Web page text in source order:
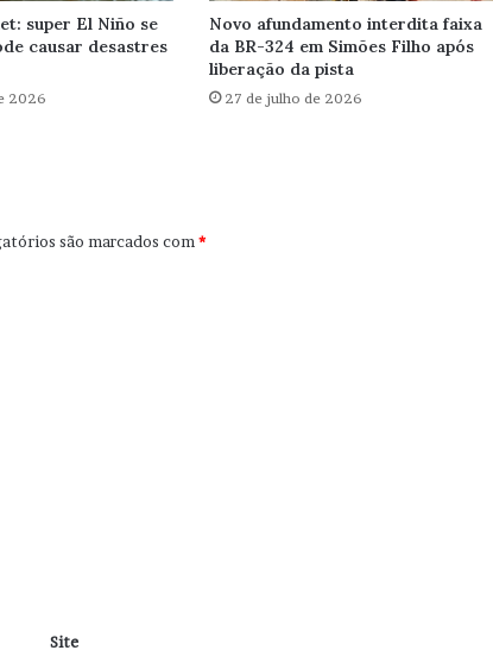
super El Niño se
causar desastres
2026
Novo afundamento interdita faixa
da BR-324 em Simões Filho após
liberação da pista
27 de julho de 2026
são marcados com*
Site